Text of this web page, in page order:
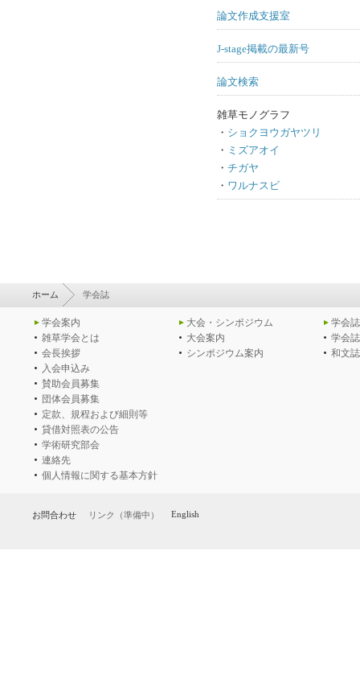
論文作成支援室
J-stage掲載の最新号
論文検索
雑草モノグラフ
・ ショクヨウガヤツリ
・ ミズアオイ
・ チガヤ
・ ワルナスビ
ホーム 学会誌
学会案内
雑草学会とは
会長挨拶
入会申込み
賛助会員募集
団体会員募集
定款、規程および細則等
貸借対照表の公告
学術研究部会
連絡先
個人情報に関する基本方針
大会・シンポジウム
大会案内
シンポジウム案内
学会誌
学会誌
和文
お問合わせ リンク（準備中） English